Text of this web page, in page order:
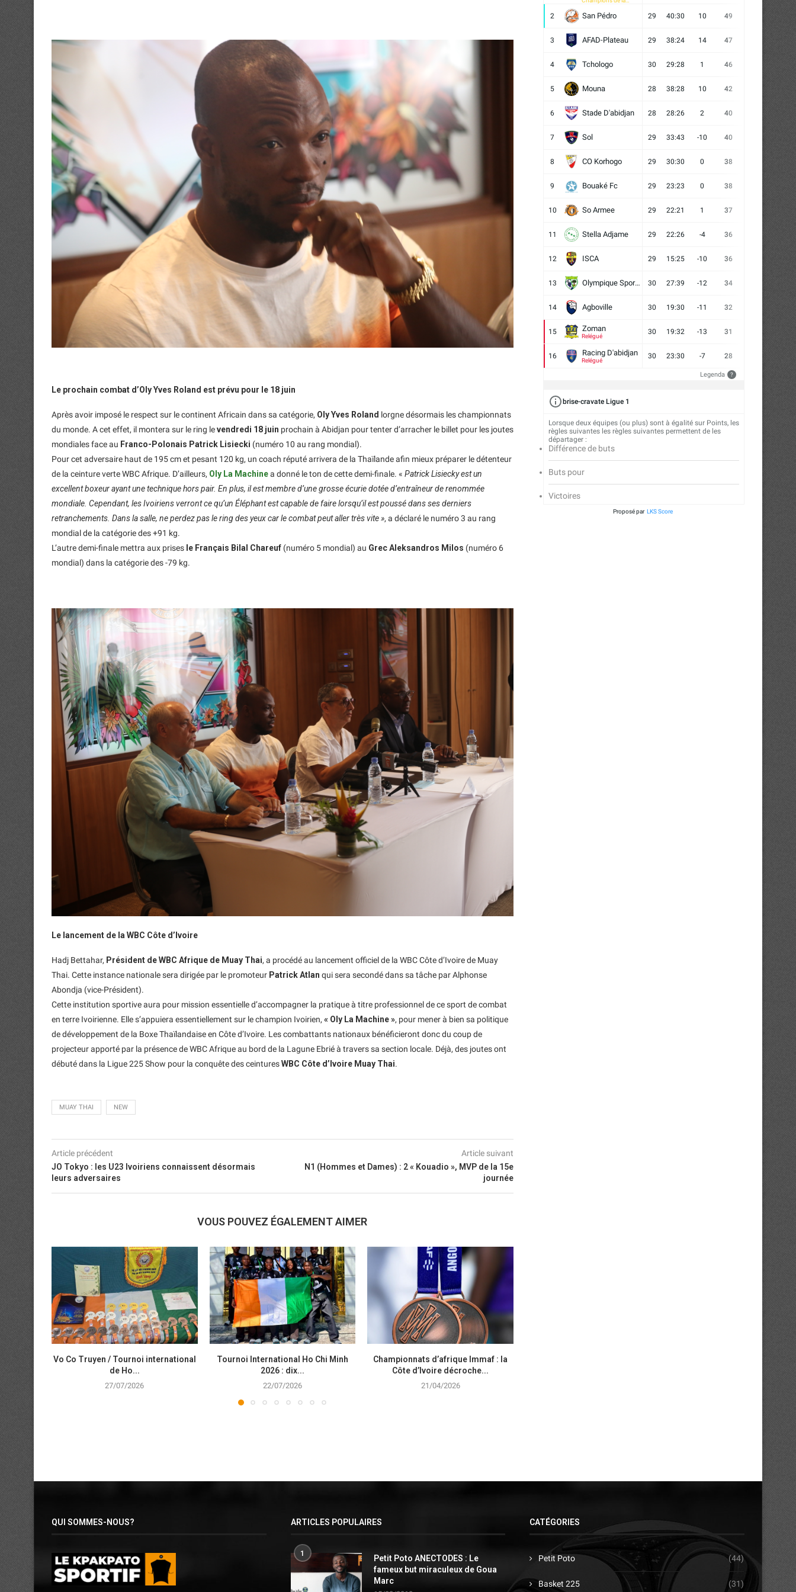
Le prochain combat d’Oly Yves Roland est prévu pour le 18 juin
Après avoir imposé le respect sur le continent Africain dans sa catégorie, Oly Yves Roland lorgne désormais les championnats
du monde. A cet effet, il montera sur le ring levendredi 18 juin prochain à Abidjan pour tenter d’arracher le billet pour les joutes
mondiales face au Franco-Polonais Patrick Lisiecki (numéro 10 au rang mondial).
Pour cet adversaire haut de 195 cm et pesant 120 kg, un coach réputé arrivera de la Thaïlande afin mieux préparer le détenteur
de la ceinture verte WBC Afrique. D’ailleurs, Oly La Machinea donné le ton de cette demi-finale. « Patrick Lisiecky est un
excellent boxeur ayant une technique hors pair. En plus, il est membre d’une grosse écurie dotée d’entraîneur de renommée
mondiale. Cependant, les Ivoiriens verront ce qu’un Éléphant est capable de faire lorsqu’il est poussé dans ses derniers
retranchements. Dans la salle, ne perdez pas le ring des yeux car le combat peut aller très vite », a déclaré le numéro 3 au rang
mondial de la catégorie des +91 kg.
L’autre demi-finale mettra aux prises le Français Bilal Chareuf (numéro 5 mondial) au Grec Aleksandros Milos (numéro 6
mondial) dans la catégorie des -79 kg.
Le lancement de la WBC Côte d’Ivoire
Hadj Bettahar, Président de WBC Afrique de Muay Thai, a procédé au lancement officiel de la WBC Côte d’Ivoire de Muay
Thai. Cette instance nationale sera dirigée par le promoteur Patrick Atlan qui sera secondé dans sa tâche par Alphonse
Abondja (vice-Président).
Cette institution sportive aura pour mission essentielle d’accompagner la pratique à titre professionnel de ce sport de combat
en terre Ivoirienne. Elle s’appuiera essentiellement sur le champion Ivoirien, « Oly La Machine », pour mener à bien sa politique
de développement de la Boxe Thaïlandaise en Côte d’Ivoire. Les combattants nationaux bénéficieront donc du coup de
projecteur apporté par la présence de WBC Afrique au bord de la Lagune Ebrié à travers sa section locale. Déjà, des joutes ont
débuté dans la Ligue 225 Show pour la conquête des ceinturesWBC Côte d’Ivoire Muay Thai.
MUAY THAI NEW
Article précédent
JO Tokyo : les U23 Ivoiriens connaissent désormais
leurs adversaires
Article suivant
N1 (Hommes et Dames) : 2 « Kouadio », MVP de la 15e
journée
VOUS POUVEZ ÉGALEMENT AIMER
Vo Co Truyen / Tournoi international
de Ho...
27/07/2026
Tournoi International Ho Chi Minh
2026 : dix...
22/07/2026
Championnats d’afrique Immaf : la
Côte d’Ivoire décroche...
21/04/2026
2 San Pédro 29 40:30 10 49
3 AFAD-Plateau 29 38:24 14 47
4 Tchologo 30 29:28 1 46
5 Mouna 28 38:28 10 42
6 Stade D'abidjan 28 28:26 2 40
7 Sol 29 33:43 -10 40
8 CO Korhogo 29 30:30 0 38
9 Bouaké Fc 29 23:23 0 38
10 So Armee 29 22:21 1 37
11 Stella Adjame 29 22:26 -4 36
12 ISCA 29 15:25 -10 36
13 Olympique Sport d'Abobo FC 30 27:39 -12 34
14 Agboville 30 19:30 -11 32
15 Zoman
Relégué
30 19:32 -13 31
16 Racing D'abidjan
Relégué
30 23:30 -7 28
Legenda ?
brise-cravate Ligue 1
Lorsque deux équipes (ou plus) sont à égalité sur Points, les
règles suivantes les règles suivantes permettent de les
départager :
Différence de buts
Buts pour
Victoires
Proposé par LKS Score
QUI SOMMES-NOUS? ARTICLES POPULAIRES
1
Petit Poto ANECTODES : Le
fameux but miraculeux de Goua
Marc
CATÉGORIES
Petit Poto (44)
Basket 225 (31)